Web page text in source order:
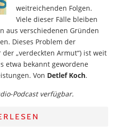
weitreichenden Folgen.
Viele dieser Fälle bleiben
aus verschiedenen Gründen
Dieses Problem der
„verdeckten Armut“) ist weit
etwa bekannt gewordene
Von Detlef Koch.
Podcast verfügbar.